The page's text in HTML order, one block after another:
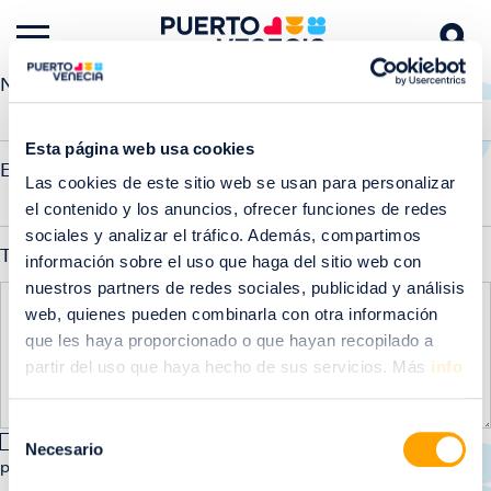
Esta página web usa cookies
Las cookies de este sitio web se usan para personalizar
el contenido y los anuncios, ofrecer funciones de redes
sociales y analizar el tráfico. Además, compartimos
información sobre el uso que haga del sitio web con
nuestros partners de redes sociales, publicidad y análisis
web, quienes pueden combinarla con otra información
que les haya proporcionado o que hayan recopilado a
partir del uso que haya hecho de sus servicios. Más info
Selección
de Necesario
Nombre completo
Email
Tu opinión nos importa
Acepto los términos y condiciones
Consultar la
política de privacidad